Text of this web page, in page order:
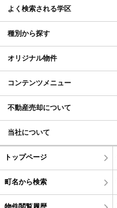
よく検索される学区
種別から探す
オリジナル物件
コンテンツメニュー
不動産売却について
当社について
トップページ
町名から検索
物件閲覧履歴